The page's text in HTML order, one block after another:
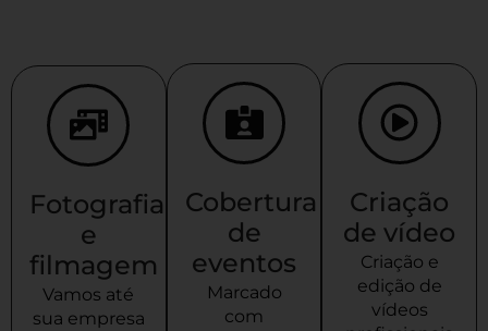
Fotografia
e
filmagem
Vamos até
sua empresa
Cobertura
de
eventos
Marcado
com
Criação
de vídeo
Criação e
edição de
vídeos